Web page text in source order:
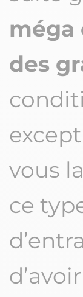
méga
des
vous
ce